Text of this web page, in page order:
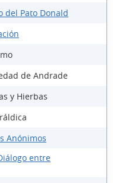
del Pato Donald
de Andrade
y Hierbas
Anónimos
entre